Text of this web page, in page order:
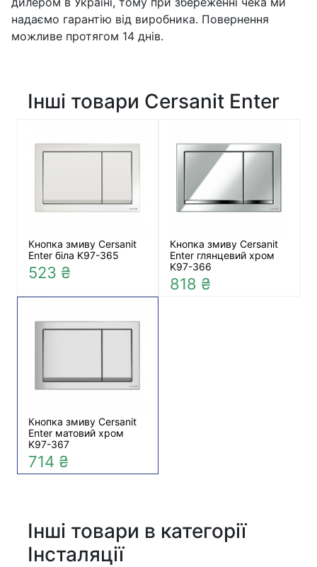
надаємо гарантію від виробника. Повернення
можливе протягом 14 днів.
Інші товари Cersanit Enter
Кнопка змиву Cersanit
Enter біла K97-365
523 ₴
Кнопка змиву Cersanit
Enter глянцевий хром
K97-366
818 ₴
Кнопка змиву Cersanit
Enter матовий хром
K97-367
714 ₴
Інші товари в категорії
Інсталяції